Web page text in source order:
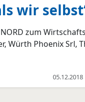
wir
zum
Würth Phoenix Srl,
05.12.2018